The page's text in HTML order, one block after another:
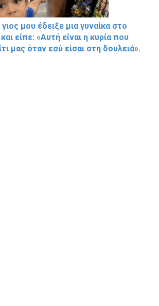
μου έδειξε μια γυναίκα στο
είπε: «Αυτή είναι η κυρία που
μας όταν εσύ είσαι στη δουλειά».